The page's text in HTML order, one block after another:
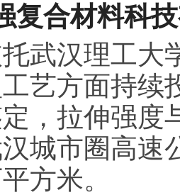
复合材料科
武汉理工大
艺方面持续
，拉伸强度
汉城市圈高
方米。